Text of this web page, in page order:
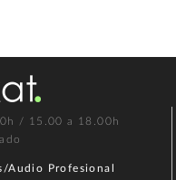
/ 15.00 a 18.00h
Audio Profesional